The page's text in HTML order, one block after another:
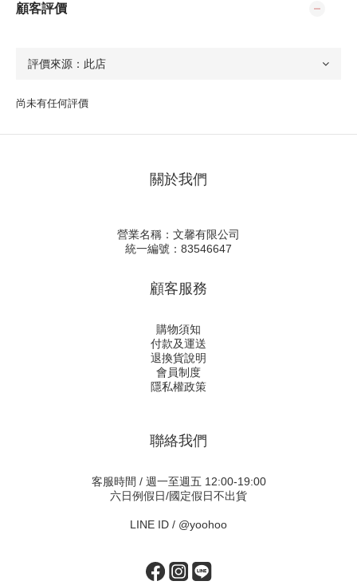
顧客評價
尚未有任何評價
關於我們
營業名稱：文馨有限公司
統一編號：83546647
顧客服務
購物須知
付款及運送
退換貨說明
會員制度
隱私權政策
聯絡我們
客服時間 / 週一至週五 12:00-19:00
六日例假日/國定假日不出貨
LINE ID / @yoohoo